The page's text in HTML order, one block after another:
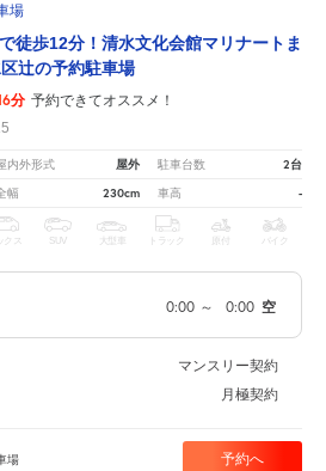
場
徒歩12分！清水文化会館マリナートま
辻の予約駐車場
分 予約できてオススメ！
内外形式 屋外 駐車台数 2台
幅 230cm 車高 -
クス SUV 大型車 トラック 原付 バイク
0:00 ～ 0:00 空
マンスリー契約
月極契約
場 予約へ